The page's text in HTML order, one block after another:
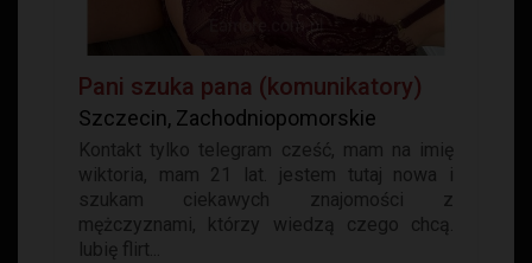
Pani szuka pana (komunikatory)
Szczecin, Zachodniopomorskie
Kontakt tylko telegram cześć, mam na imię
wiktoria, mam 21 lat. jestem tutaj nowa i
szukam ciekawych znajomości z
mężczyznami, którzy wiedzą czego chcą.
lubię flirt...